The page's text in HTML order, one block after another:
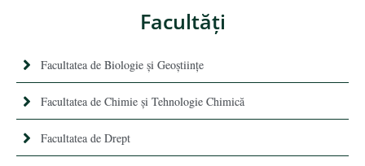
Facultăţi
Facultatea de Biologie și Geoștiințe
Facultatea de Chimie şi Tehnologie Chimică
Facultatea de Drept